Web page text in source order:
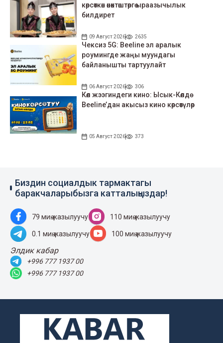
көрсөткөн өнөктөштөргө ыраазычылык
билдирет
09 Август 2026 2635
Чексиз 5G: Beeline эл аралык
роумингде жаңы муундагы
байланышты тартуулайт
06 Август 2026 306
Көл жээгиндеги кино: Ысык-Көлдө
Beeline’дан акысыз кино көрсөтүлөр
05 Август 2026 373
Биздин социалдык тармактагы
баракчаларыбызга катталыңыздар!
79 миң жазылуучу 110 миң жазылуучу
0.1 миң жазылуучу 100 миң жазылуучу
Элдик кабар
+996 777 1937 00
+996 777 1937 00